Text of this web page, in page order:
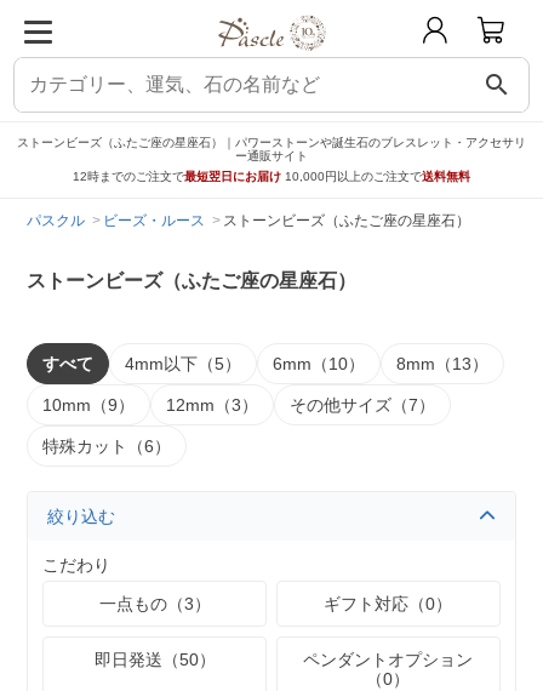
search
ストーンビーズ（ふたご座の星座石）｜パワーストーンや誕生石のブレスレット・アクセサリ
ー通販サイト
12時までのご注文で最短翌日にお届け 10,000円以上のご注文で送料無料
パスクル ビーズ・ルース ストーンビーズ（ふたご座の星座石）
ストーンビーズ（ふたご座の星座石）
すべて 4mm以下（5） 6mm（10） 8mm（13）
10mm（9） 12mm（3） その他サイズ（7）
特殊カット（6）
絞り込む
こだわり
一点もの（3）
ギフト対応（0）
即日発送（50）
ペンダントオプション
（0）